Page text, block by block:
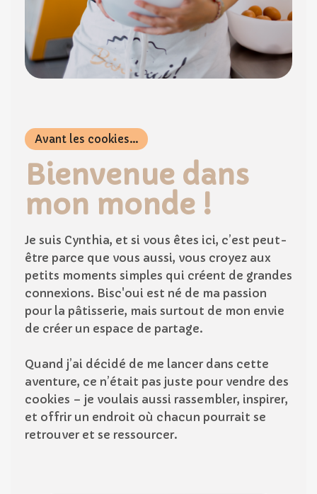
Avant les cookies...
Bienvenue dans
mon monde !
Je suis Cynthia, et si vous êtes ici, c’est peut-
être parce que vous aussi, vous croyez aux
petits moments simples qui créent de grandes
connexions. Bisc'oui est né de ma passion
pour la pâtisserie, mais surtout de mon envie
de créer un espace de partage.
Quand j’ai décidé de me lancer dans cette
aventure, ce n’était pas juste pour vendre des
cookies – je voulais aussi rassembler, inspirer,
et offrir un endroit où chacun pourrait se
retrouver et se ressourcer.